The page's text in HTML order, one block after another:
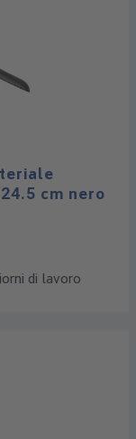
cm nero
di lavoro